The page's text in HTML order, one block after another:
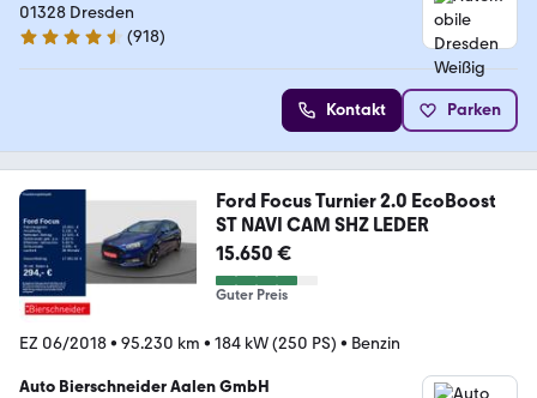
01328 Dresden
4.4 Sterne
(918)
Kontakt Parken
Ford Focus Turnier 2.0 EcoBoost
ST NAVI CAM SHZ LEDER
15.650 €
Guter Preis
EZ 06/2018• 95.230 km • 184 kW (250 PS) • Benzin
Auto Bierschneider Aalen GmbH